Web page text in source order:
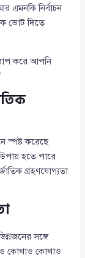
এমনকি নির্বাচন
ভোট দিতে
করে আপনি
স্পষ্ট করেছে
উপায় হতে পারে
গ্রহণযোগ্যতা
সঙ্গে
কোথাও কোথাও